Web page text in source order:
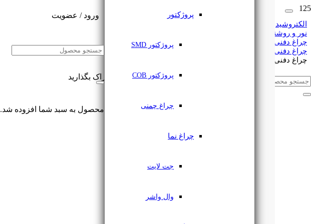
پروژکتور
پروژکتور SMD
پروژکتور COB
چراغ چمنی
چراغ نما
جت لایت
وال واشر
ورود / عضویت
محصول به سبد شما افزوده شد.
الکتروشید
نور و روشنایی
چراغ دفنی
چراغ دفنی فرودگاهی
چراغ دفنی فرودگاهی 3 وات یک جهته RL103DR-1 رسام
🔔 اشتراک گذاری
این مطلب را با دوستان خود به اشتراک بگذارید